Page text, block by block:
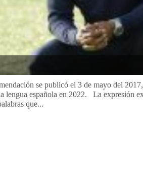
se publicó el 3 de mayo del
lengua española en 2022. La expresión
que...